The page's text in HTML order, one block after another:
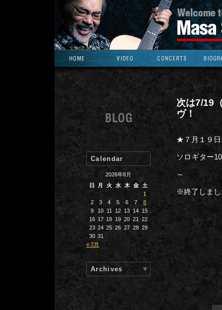
次は7/19
ヴ！
★７月１９日
ソロギター
～
※終了しまし
Calendar
2026年8月
日
月 火 水 木 金
土
1
2
3 4 5 6 7
8
9
10 11 12 13 14 15
16 17 18 19 20 21
22
23 24 25 26 27 28 29
30 31
« 7月
Archives